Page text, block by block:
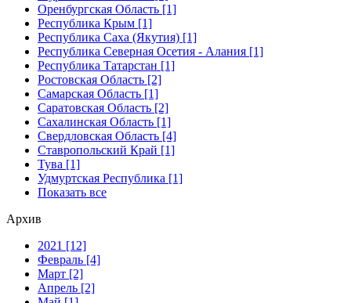
Оренбургская Область [1]
Республика Крым [1]
Республика Саха (Якутия) [1]
Республика Северная Осетия - Алания [1]
Республика Татарстан [1]
Ростовская Область [2]
Самарская Область [1]
Саратовская Область [2]
Сахалинская Область [1]
Свердловская Область [4]
Ставропольский Край [1]
Тува [1]
Удмуртская Республика [1]
Показать все
Архив
2021 [12]
Февраль [4]
Март [2]
Апрель [2]